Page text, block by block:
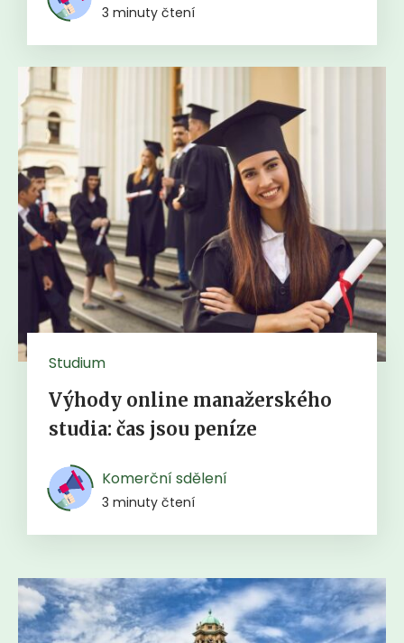
3 minuty čtení
Studium
Výhody online manažerského
studia: čas jsou peníze
Komerční sdělení
3 minuty čtení